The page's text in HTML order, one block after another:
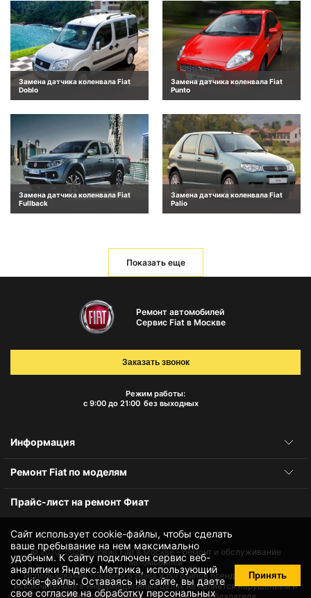
Замена датчика коленвала Fiat
Doblo
Замена датчика коленвала Fiat
Punto
Замена датчика коленвала Fiat
Fullback
Замена датчика коленвала Fiat
Palio
Показать еще
Сайт использует cookie-файлы, чтобы сделать
ваше пребывание на нем максимально
удобным. К cайту подключен сервис веб-
аналитики Яндекс.Метрика, использующий
cookie-файлы. Оставаясь на сайте, вы даете
своесогласие на обработку персональных
Принять
Ремонт автомобилей
Сервис Fiat в Москве
Режим работы:
с 9:00 до 21:00 без выходных
Заказать звонок
Информация
Ремонт Fiat по моделям
Прайс-лист на ремонт Фиат
© 2010-2026Сервис Fiat в Москве – ремонт и обслуживание
автомобилей
Использование товарного знака и логотипов бренда происходит
исключительно в информационных целях не является нарушением и